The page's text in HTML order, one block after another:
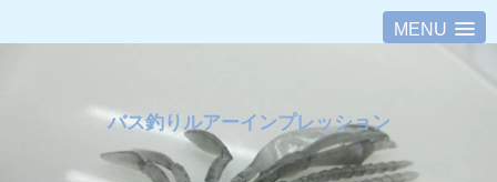
MENU
バス釣りルアーインプレッション